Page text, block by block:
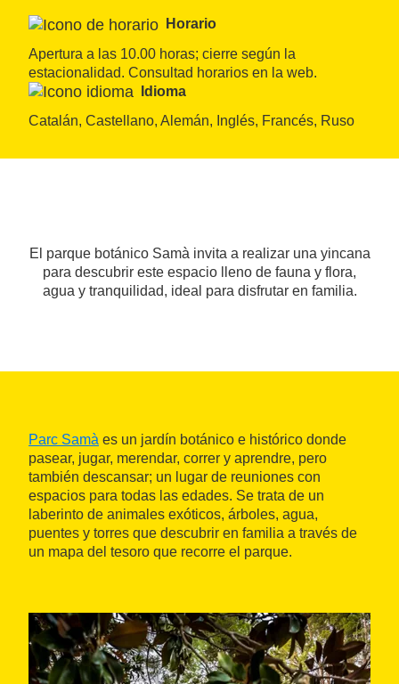
Horario
Apertura a las 10.00 horas; cierre según la
estacionalidad. Consultad horarios en la web.
Idioma
Catalán, Castellano, Alemán, Inglés, Francés, Ruso
El parque botánico Samà invita a realizar una yincana
para descubrir este espacio lleno de fauna y flora,
agua y tranquilidad, ideal para disfrutar en familia.
Parc Samà es un jardín botánico e histórico donde
pasear, jugar, merendar, correr y aprendre, pero
también descansar; un lugar de reuniones con
espacios para todas las edades. Se trata de un
laberinto de animales exóticos, árboles, agua,
puentes y torres que descubrir en familia a través de
un mapa del tesoro que recorre el parque.